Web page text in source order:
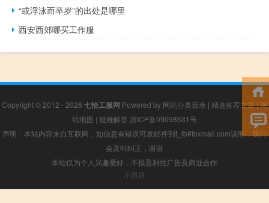
“或浮泳而卒岁”的出处是哪里
西安西郊哪买工作服
Copyright © 2012 - 2026 七恰工服网 Powered by 网站分类目录 | 精选推荐文章|网
站地图 | 疑难解答 浙ICP备09098631号
声明：本站内容来自互联网，如信息有错误可发邮件到f_fb#foxmail.com说明，我们
会及时纠正，谢谢
本站仅为个人兴趣爱好，不接盈利性广告及商业合作
小男孩